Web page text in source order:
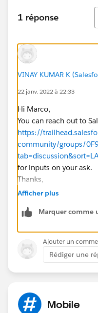
1 réponse
Tri
VINAY KUMAR K
22 janv. 2022 à 22:33
Hi Marco,
You can reach out to
https://
community/groups/
for inputs on your ask.
Thanks,
Afficher plus
Marquer comme
Ajouter un
Rédiger une
Mobile